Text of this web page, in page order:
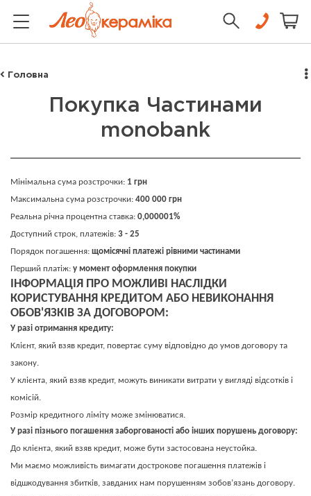
Головна
Покупка Частинами
monobank
Мінімальна сума розстрочки: 1 грн
Максимальна сума розстрочки: 400 000 грн
Реальна річна процентна ставка: 0,000001%
Доступний строк, платежів: 3 - 25
Порядок погашення: щомісячні платежі рівними частинами
Перший платіж: у момент оформлення покупки
ІНФОРМАЦІЯ ПРО МОЖЛИВІ НАСЛІДКИ
КОРИСТУВАННЯ КРЕДИТОМ АБО НЕВИКОНАННЯ
ОБОВ'ЯЗКІВ ЗА ДОГОВОРОМ:
У разі отримання кредиту:
Клієнт, який взяв кредит, повертає суму відповідно до умов договору та
закону.
У клієнта, який взяв кредит, можуть виникати витрати у вигляді відсотків і
комісій.
Розмір кредитного ліміту може змінюватися.
У разі пізнього погашення заборгованості або інших порушень договору:
До клієнта, який взяв кредит, може бути застосована неустойка.
Ми маємо можливість вимагати дострокове погашення платежів і
відшкодування збитків, завданих нам порушенням зобов’язань договору.